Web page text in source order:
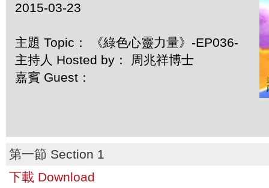
2015-03-23
主題 Topic： 《綠色心靈力量》-EP036-
主持人 Hosted by： 周兆祥博士
嘉賓 Guest：
第一節 Section 1
下載 Download